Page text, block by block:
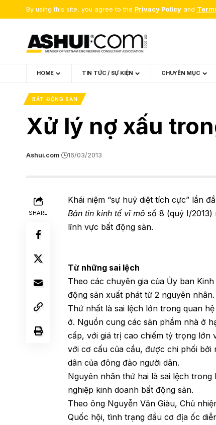
By using this site, you agree to the Privacy Policy and
HOME TIN TỨC / SỰ KIỆN CHUYÊN MỤC
BẤT ĐỘNG SẢN
Xử lý nợ xấu
Ashui.com 16/03/2013
SHARE
Khái niệm “sự huỷ diệt tích cực” lần
Bản tin kinh tế vĩ mô số 8 (quý I/
lĩnh vực bất động sản.
Từ những sai lệch
Theo các chuyên gia của Ủy ban
động sản xuất phát từ 2 nguyên nhân.
Thứ nhất là sai lệch lớn trong quan
ở. Nguồn cung các sản phẩm nhà ở
cấp, với giá trị cao chiếm tỷ trọng lớn
với cơ cấu của cầu, được chi phối bởi
dân của đông đảo người dân.
Nguyên nhân thứ hai là sai lệch trong
nghiệp kinh doanh bất động sản.
Theo ông Nguyễn Văn Giàu, Chủ
Quốc hội, tình trạng đầu cơ địa ốc